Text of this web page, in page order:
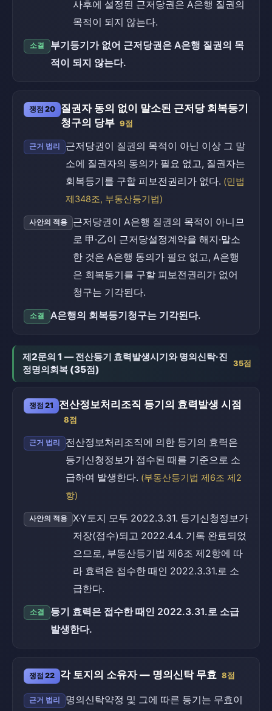
사후에 설정된 근저당권은 A은행 질권의
목적이 되지 않는다.
소결
부기등기가 없어 근저당권은 A은행 질권의 목
적이 되지 않는다.
쟁점 20
질권자 동의 없이 말소된 근저당 회복등기
청구의 당부 9점
근거 법리
근저당권이 질권의 목적이 아닌 이상 그 말
소에 질권자의 동의가 필요 없고, 질권자는
회복등기를 구할 피보전권리가 없다. (민법
제348조, 부동산등기법)
사안의 적용
근저당권이 A은행 질권의 목적이 아니므
로 甲·乙이 근저당설정계약을 해지·말소
한 것은 A은행 동의가 필요 없고, A은행
은 회복등기를 구할 피보전권리가 없어
청구는 기각된다.
소결 A은행의 회복등기청구는 기각된다.
제2문의 1 — 전산등기 효력발생시기와 명의신탁·진
정명의회복 (35점)
35점
쟁점 21 전산정보처리조직 등기의 효력발생 시점
8점
근거 법리
전산정보처리조직에 의한 등기의 효력은
등기신청정보가 접수된 때를 기준으로 소
급하여 발생한다. (부동산등기법 제6조 제2
항)
사안의 적용
X·Y토지 모두 2022.3.31. 등기신청정보가
저장(접수)되고 2022.4.4. 기록 완료되었
으므로, 부동산등기법 제6조 제2항에 따
라 효력은 접수한 때인 2022.3.31.로 소
급한다.
소결
등기 효력은 접수한 때인 2022.3.31.로 소급
발생한다.
쟁점 22 각 토지의 소유자 — 명의신탁 무효 8점
근거 법리
명의신탁약정 및 그에 따른 등기는 무효이